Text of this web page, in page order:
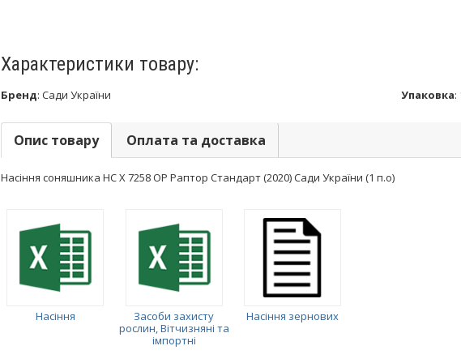
Характеристики товару:
Бренд: Сади України Упаковка:
Опис товару Оплата та доставка
Насіння соняшника НС Х 7258 ОР Раптор Стандарт (2020) Сади України (1 п.о)
Насіння
Засоби захисту
рослин, Вітчизняні та
імпортні
Насіння зернових